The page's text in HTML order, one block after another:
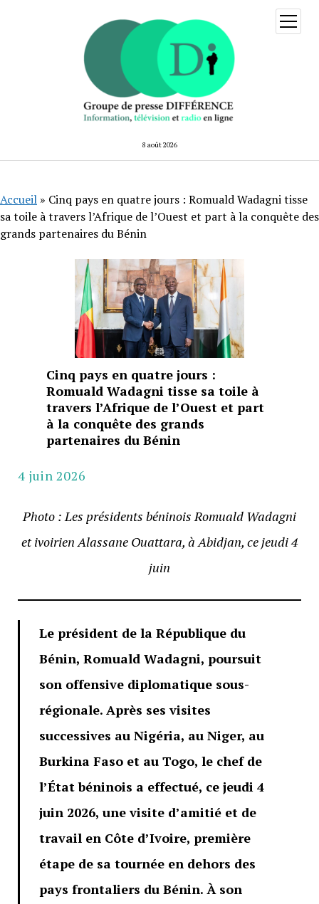
8 août 2026
ouvrir
menu
Accueil » Cinq pays en quatre jours : Romuald Wadagni tisse
sa toile à travers l’Afrique de l’Ouest et part à la conquête des
grands partenaires du Bénin
Cinq pays en quatre jours :
Romuald Wadagni tisse sa toile à
travers l’Afrique de l’Ouest et part
à la conquête des grands
partenaires du Bénin
4 juin 2026
Photo : Les présidents béninois Romuald Wadagni
et ivoirien Alassane Ouattara, à Abidjan, ce jeudi 4
juin
Le président de la République du
Bénin, Romuald Wadagni, poursuit
son offensive diplomatique sous-
régionale. Après ses visites
successives au Nigéria, au Niger, au
Burkina Faso et au Togo, le chef de
l’État béninois a effectué, ce jeudi 4
juin 2026, une visite d’amitié et de
travail en Côte d’Ivoire, première
étape de sa tournée en dehors des
pays frontaliers du Bénin. À son